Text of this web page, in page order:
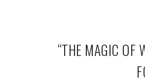
“THE MAGIC OF